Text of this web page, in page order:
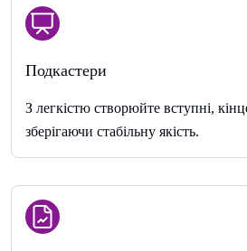
Подкастери
З легкістю створюйте вступні,
зберігаючи стабільну якість.